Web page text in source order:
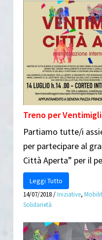
Treno per
Partiamo tutte/i
per partecipare al
Città Aperta” per il
Leggi Tutto
14/07/2018/Iniziative,
Solidarietà